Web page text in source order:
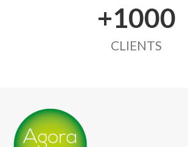
+1000
CLIENTS